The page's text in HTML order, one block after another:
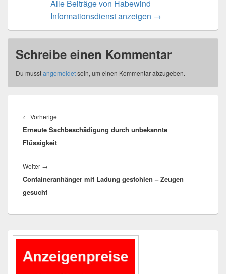
Alle Beiträge von Habewind
Informationsdienst anzeigen →
Schreibe einen Kommentar
Du musstangemeldetsein, um einen Kommentar abzugeben.
← Vorherige
Beitrag:
Erneute Sachbeschädigung durch unbekannte
Flüssigkeit
Weiter →
Beitrag:
Containeranhänger mit Ladung gestohlen – Zeugen
gesucht
Primärer
Widgetbereich